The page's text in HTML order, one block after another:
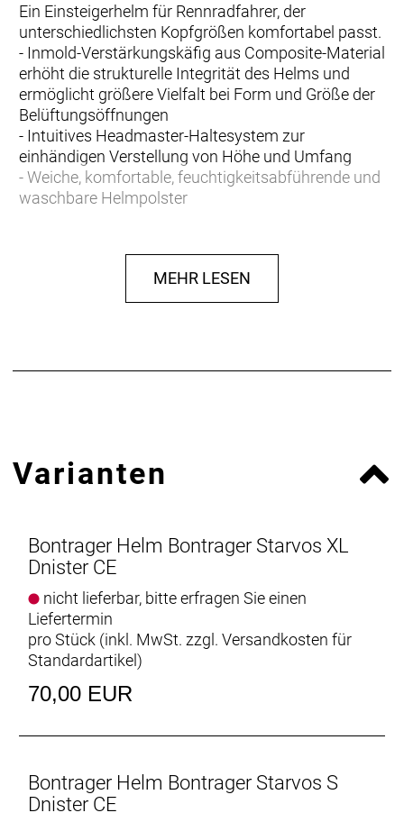
Ein Einsteigerhelm für Rennradfahrer, der
unterschiedlichsten Kopfgrößen komfortabel passt.
- Inmold-Verstärkungskäfig aus Composite-Material
erhöht die strukturelle Integrität des Helms und
ermöglicht größere Vielfalt bei Form und Größe der
Belüftungsöffnungen
- Intuitives Headmaster-Haltesystem zur
einhändigen Verstellung von Höhe und Umfang
- Weiche, komfortable, feuchtigkeitsabführende und
waschbare Helmpolster
Riemenpositionen
- Innen durchgehende Belüftungskanäle führen die
Luft am Kopf entlang durch den Helm
MEHR LESEN
Varianten
Bontrager Helm Bontrager Starvos XL
Dnister CE
nicht lieferbar, bitte erfragen Sie einen
Liefertermin
pro Stück (inkl. MwSt. zzgl. Versandkosten für
Standardartikel)
70,00 EUR
Bontrager Helm Bontrager Starvos S
Dnister CE